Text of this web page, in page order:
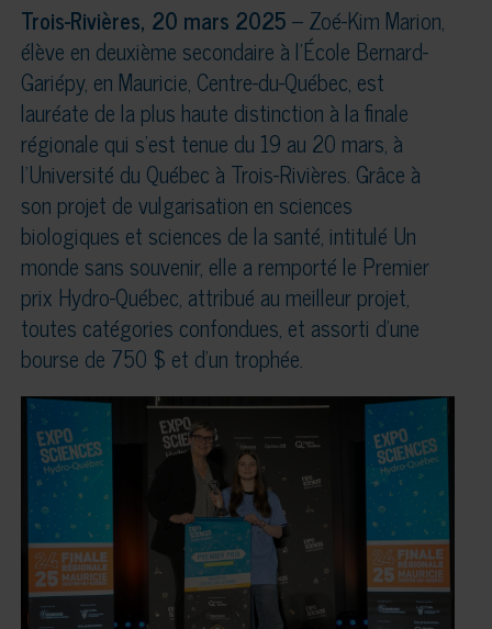
Trois-Rivières, 20 mars 2025– Zoé-Kim Marion,
élève en deuxième secondaire à l’École Bernard-
Gariépy, en Mauricie, Centre-du-Québec, est
lauréate de la plus haute distinction à la finale
régionale qui s’est tenue du 19 au 20 mars, à
l’Université du Québec à Trois-Rivières. Grâce à
son projet de vulgarisation en sciences
biologiques et sciences de la santé, intitulé Un
monde sans souvenir, elle a remporté le Premier
prix Hydro-Québec, attribué au meilleur projet,
toutes catégories confondues, et assorti d’une
bourse de 750 $ et d’un trophée.